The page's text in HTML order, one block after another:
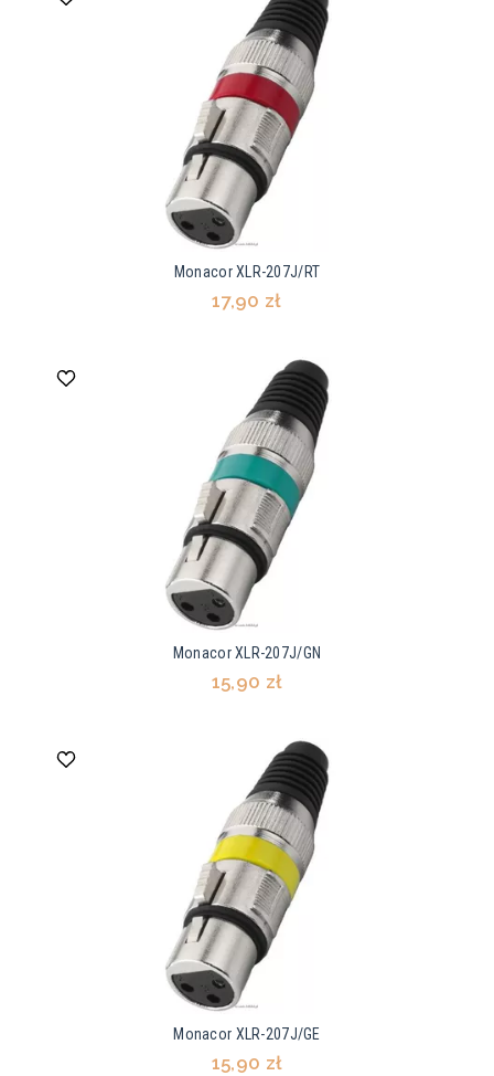
Monacor XLR-207J/RT
17,90 zł
Monacor XLR-207J/GN
15,90 zł
Monacor XLR-207J/GE
15,90 zł